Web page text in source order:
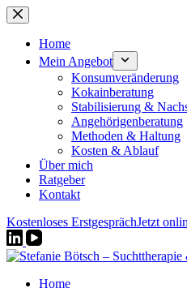
Zum
Inhalt
springenHome
Mein Angebot
Konsumveränderung
Kokainberatung
Stabilisierung &
Angehörigenberatung
Methoden & Haltung
Kosten & Ablauf
Über mich
Ratgeber
Kontakt
Kostenloses ErstgesprächJetzt
Home